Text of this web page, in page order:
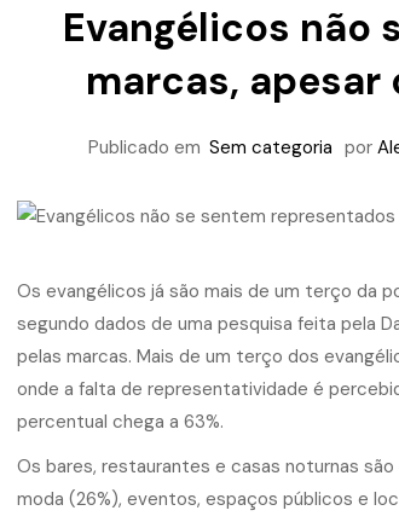
Evangélicos não
marcas,
Publicado em Sem categoria por
Os evangélicos já são mais de um terço da
segundo dados de uma pesquisa feita pela
pelas marcas. Mais de um terço dos
onde a falta de representatividade é
percentual chega a 63%.
Os bares, restaurantes e casas noturnas
moda (26%), eventos, espaços públicos e